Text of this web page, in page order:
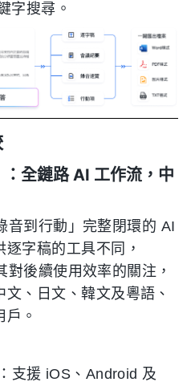
字搜尋。
全鏈路 AI 工作流，中
音到行動」完整閉環的 AI
字稿的工具不同，
後續使用效率的關注，
、日文、韓文及粵語、
。
：支援 iOS、Android 及